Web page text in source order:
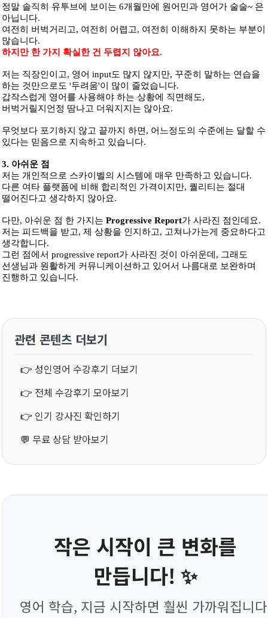
​정말 솔직히 유투브에 보이는 6개월만에 원어민과 영어가 술술~ 은
아닙니다.
여전히 버벅거리고, 여전히 어렵고, 여전히 이해하지 못하는 부분이
많습니다.
하지만 한 가지 확실한 건 두렵지 않아요.
저는 직장인이고, 영어 input도 많지 않지만, 꾸준히 말하는 연습을
하는 것만으로도 '두려움'이 많이 줄었습니다.
갑작스럽게 영어를 사용해야 하는 상황에 직면해도,
버벅거릴지언정 땀나고 더워지지는 않아요.
무엇보다 포기하지 않고 끝까지 하면, 어느정도의 수준에는 달할 수
있다는 믿음으로 지속하고 있습니다.
3. 아쉬운 점
​저는 개인적으로 스카이벨의 시스템에 매우 만족하고 있습니다.
다른 여타 플랫폼에 비해 합리적인 가격이지만, 퀄리티는 절대
떨어진다고 생각하지 않아요.
다만, 아쉬운 점 한 가지는 ​Progressive Report​가 사라진 점인데요.
저는 피드백을 받고, 제 상황을 인지하고, 고쳐나가는게 중요하다고
생각합니다.
그런 점에서 progressive report가 사라진 것이 아쉬운데, 그래도
선생님과 원활하게 커뮤니케이션하고 있어서 나름대로 보완하며
진행하고 있습니다.
관련 콘텐츠 더보기
👉 성인영어 수강후기 더보기
👉 전체 수강후기 모아보기
👉 인기 강사진 확인하기
💬 무료 상담 받아보기
작은 시작이 큰 변화를
만듭니다! ✨
영어 학습, 지금 시작하면 훨씬 가까워집니